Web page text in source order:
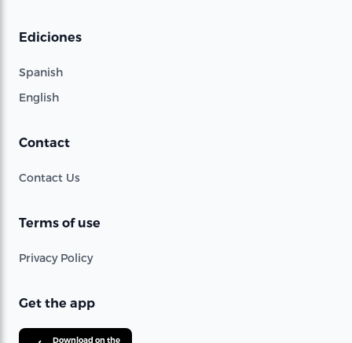
Ediciones
Spanish
English
Contact
Contact Us
Terms of use
Privacy Policy
Get the app
Download on the